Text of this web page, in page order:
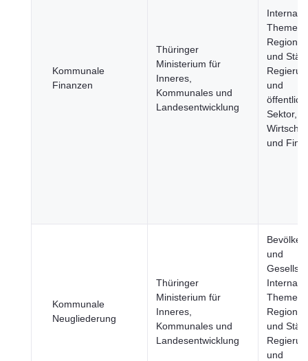
Kommunale
Finanzen
Thüringer
Ministerium für
Inneres,
Kommunales und
Landesentwicklung
Themen,
Regionen
und
und
Sektor,
und
Kommunale
Neugliederung
Thüringer
Ministerium für
Inneres,
Kommunales und
Landesentwicklung
und
Themen,
Regionen
und
und